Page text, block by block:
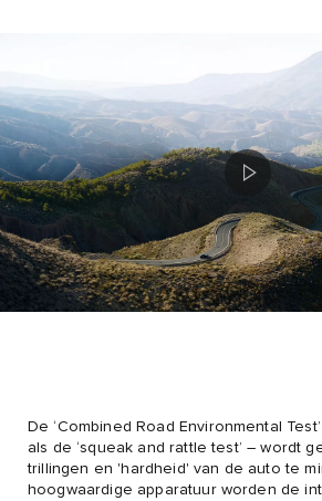
De ‘Combined Road Environmental
als de ‘squeak and rattle test’ – wordt
trillingen en 'hardheid' van de auto te
hoogwaardige apparatuur worden de